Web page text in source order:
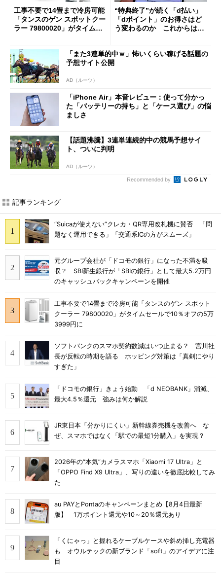
工事不要で14畳まで冷房可能
「タンスのゲン スポットクー
ラー 79800020」がタイムセ
“特典終了”が続く「d払い」
「dポイント」のお得さはど
う変わるのか これからは
「また3連単的中ｗ」怖いくらい稼げる話題の
予想サイト公開
AD（ルーツ）
「iPhone Air」本音レビュー：使って分かっ
た「バッテリーの持ち」と「ケース選び」の悩
ましさ
【話題沸騰】3連単連続的中の競馬予想サイ
ト、ついに判明
AD（ルーツ）
Recommended by
記事ランキング
“Suicaが使えない”クレカ・QR専用改札機に賛否 「問
題なく運用できる」「交通系ICの方がスムーズ」
元グループ会社が「ドコモの銀行」になった不満を吸
収？ SBI新生銀行が「SBIの銀行」として最大5.2万円
のキャッシュバックキャンペーンを開催
工事不要で14畳まで冷房可能「タンスのゲン スポット
クーラー 79800020」がタイムセールで10％オフの5万
3999円に
ソフトバンクのスマホ契約数減はいつ止まる？ 宮川社
長が反転の時期を語る ホッピング対策は「真剣にやり
すぎた」
「ドコモの銀行」きょう始動 「d NEOBANK」消滅、
最大4.5％還元 強みは何か解説
JR東日本「分かりにくい」新幹線券売機を改善へ な
ぜ、スマホではなく「駅での最短1分購入」を実現？
2026年の“本気”カメラスマホ「Xiaomi 17 Ultra」と
「OPPO Find X9 Ultra」、写りの違いを徹底比較してみ
た
au PAYとPontaのキャンペーンまとめ【8月4日最新
版】 1万ポイント還元や10～20％還元あり
「くにゃっ」と握れるケーブルケースや斜め挿し充電器
も オウルテックの新ブランド「soft」のアイデアに注
目